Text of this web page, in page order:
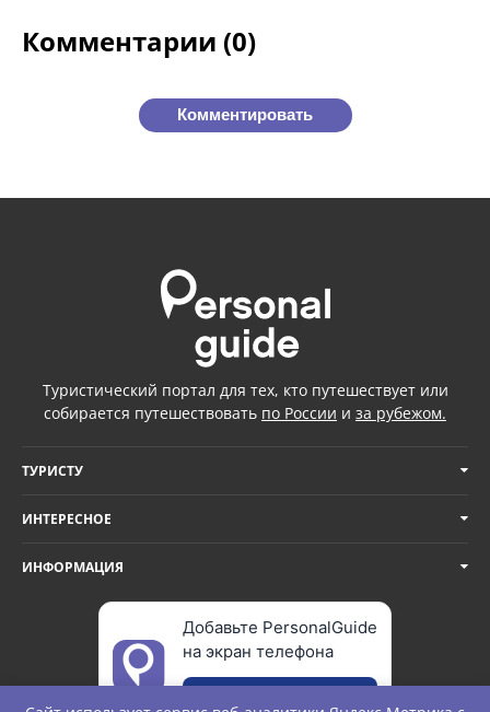
Комментарии (0)
Комментировать
Туристический портал для тех, кто путешествует или
собирается путешествовать по России и за рубежом.
ТУРИСТУ
ИНТЕРЕСНОЕ
ИНФОРМАЦИЯ
Добавьте PersonalGuide
на экран телефона